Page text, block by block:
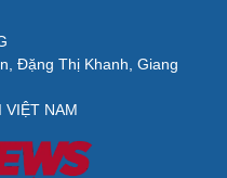
Đặng Thị Khanh, Giang
NAM